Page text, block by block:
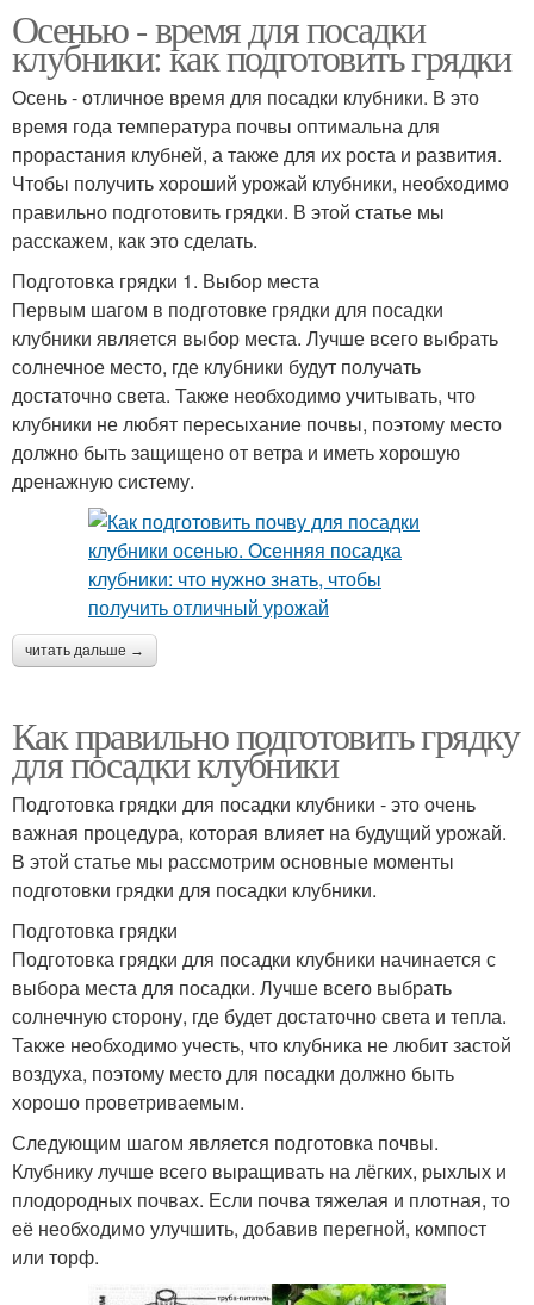
Осенью - время для посадки
клубники: как подготовить грядки
Осень - отличное время для посадки клубники. В это
время года температура почвы оптимальна для
прорастания клубней, а также для их роста и развития.
Чтобы получить хороший урожай клубники, необходимо
правильно подготовить грядки. В этой статье мы
расскажем, как это сделать.
Подготовка грядки 1. Выбор места
Первым шагом в подготовке грядки для посадки
клубники является выбор места. Лучше всего выбрать
солнечное место, где клубники будут получать
достаточно света. Также необходимо учитывать, что
клубники не любят пересыхание почвы, поэтому место
должно быть защищено от ветра и иметь хорошую
дренажную систему.
читать дальше →
Как правильно подготовить грядку
для посадки клубники
Подготовка грядки для посадки клубники - это очень
важная процедура, которая влияет на будущий урожай.
В этой статье мы рассмотрим основные моменты
подготовки грядки для посадки клубники.
Подготовка грядки
Подготовка грядки для посадки клубники начинается с
выбора места для посадки. Лучше всего выбрать
солнечную сторону, где будет достаточно света и тепла.
Также необходимо учесть, что клубника не любит застой
воздуха, поэтому место для посадки должно быть
хорошо проветриваемым.
Следующим шагом является подготовка почвы.
Клубнику лучше всего выращивать на лёгких, рыхлых и
плодородных почвах. Если почва тяжелая и плотная, то
её необходимо улучшить, добавив перегной, компост
или торф.